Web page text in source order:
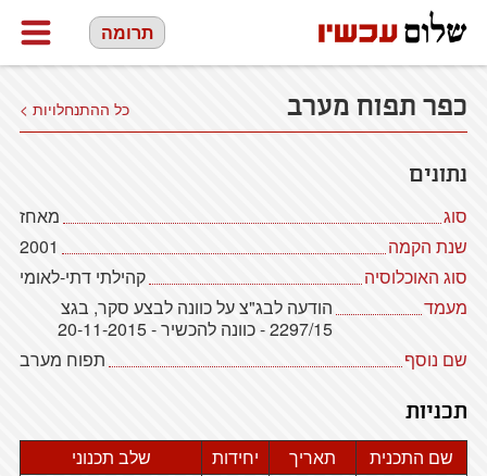
תרומה
כפר תפוח מערב כל ההתנחלויות >
נתונים
סוג
מאחז
שנת הקמה
2001
סוג האוכלוסיה
קהילתי דתי-לאומי
מעמד
הודעה לבג"צ על כוונה לבצע סקר, בגצ
2297/15 - כוונה להכשיר - 20-11-2015
שם נוסף
תפוח מערב
תכניות
שם התכנית תאריך יחידות שלב תכנוני